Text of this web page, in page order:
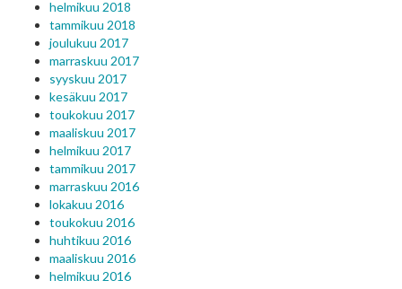
helmikuu 2018
tammikuu 2018
joulukuu 2017
marraskuu 2017
syyskuu 2017
kesäkuu 2017
toukokuu 2017
maaliskuu 2017
helmikuu 2017
tammikuu 2017
marraskuu 2016
lokakuu 2016
toukokuu 2016
huhtikuu 2016
maaliskuu 2016
helmikuu 2016